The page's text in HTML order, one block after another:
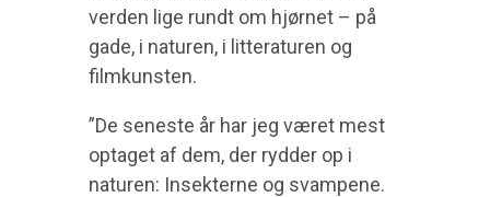
verden lige rundt om hjørnet – på
gade, i naturen, i litteraturen og
filmkunsten.
”De seneste år har jeg været mest
optaget af dem, der rydder op i
naturen: Insekterne og svampene.